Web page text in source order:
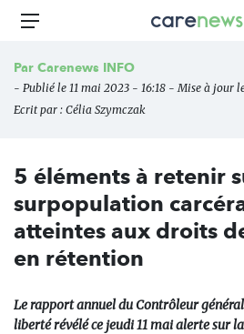
Aller
principal
Carenews,
des
Menu
Par Carenews INFO
- Publié le 11 mai 2023 - 16:18 - Mise à jour
Ecrit par : Célia Szymczak
5 éléments à retenir
surpopulation
atteintes aux droits
en rétention
Le rapport annuel du Contrôleur
liberté révélé ce jeudi 11 mai alerte sur